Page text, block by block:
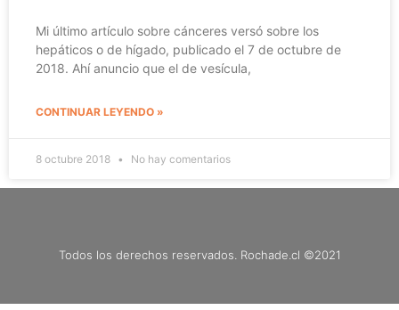
Mi último artículo sobre cánceres versó sobre los
hepáticos o de hígado, publicado el 7 de octubre de
2018. Ahí anuncio que el de vesícula,
CONTINUAR LEYENDO »
8 octubre 2018 No hay comentarios
Todos los derechos reservados. Rochade.cl ©2021